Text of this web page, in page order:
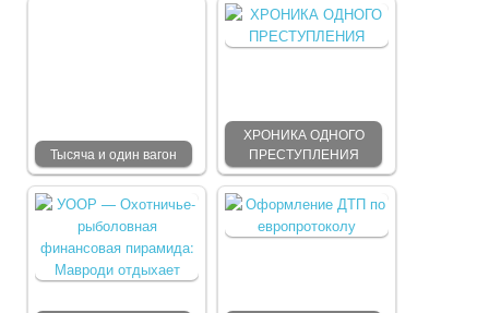
Тысяча и один вагон
ХРОНИКА ОДНОГО
ПРЕСТУПЛЕНИЯ